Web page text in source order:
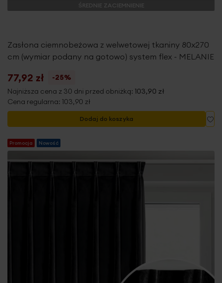
ŚREDNIE ZACIEMNIENIE
Zasłona ciemnobeżowa z welwetowej tkaniny 80x270
cm (wymiar podany na gotowo) system flex - MELANIE
77,92 zł
-25%
Najniższa cena z 30 dni przed obniżką: 103,90 zł
Cena regularna: 103,90 zł
Dodaj do koszyka
Promocja Nowość